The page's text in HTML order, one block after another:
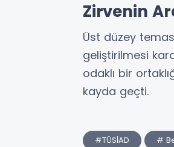
Zirvenin
Üst düzey
geliştirilmesi
odaklı bir
kayda geçti.
#TÜSİAD #